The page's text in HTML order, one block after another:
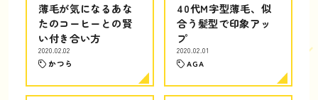
薄毛が気になるあな
たのコーヒーとの賢
い付き合い方
2020.02.02
かつら
40代M字型薄毛、似
合う髪型で印象アッ
プ
2020.02.01
AGA